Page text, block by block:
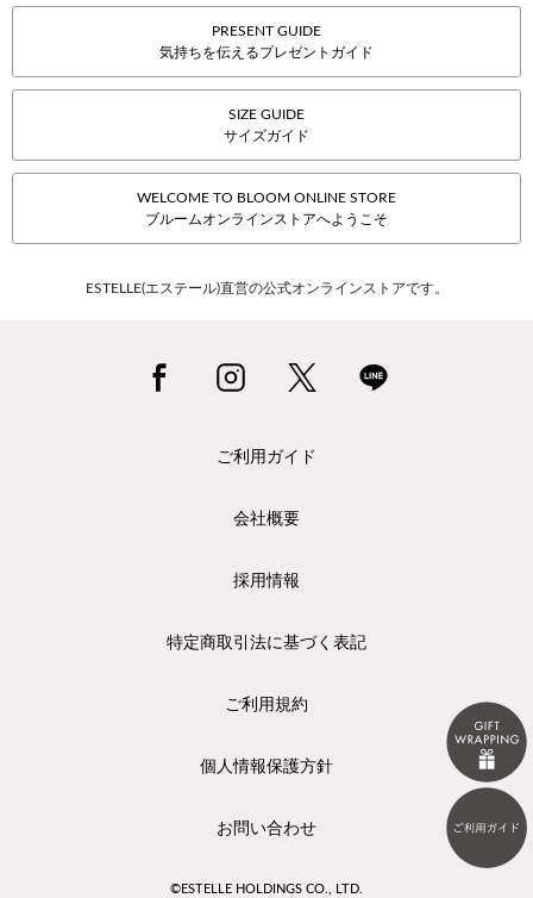
PRESENT GUIDE
気持ちを伝えるプレゼントガイド
SIZE GUIDE
サイズガイド
WELCOME TO BLOOM ONLINE STORE
ブルームオンラインストアへようこそ
ESTELLE(エステール)直営の公式オンラインストアです。
ご利用ガイド
会社概要
採用情報
特定商取引法に基づく表記
ご利用規約
個人情報保護方針
お問い合わせ
©ESTELLE HOLDINGS CO., LTD.